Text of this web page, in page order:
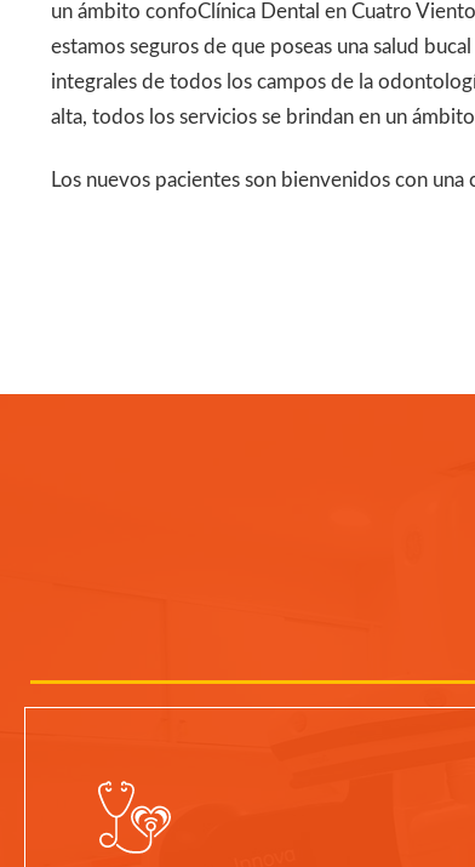
un ámbito confoClínica Dental en Cuatro
estamos seguros de que poseas una salud
integrales de todos los campos de la
alta, todos los servicios se brindan en un
Los nuevos pacientes son bienvenidos con una